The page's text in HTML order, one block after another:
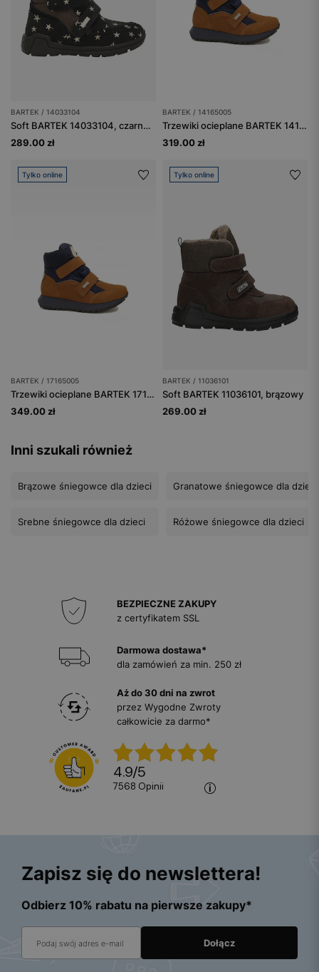
BARTEK / 14033104
Soft BARTEK 14033104, czarno-brązowy
289.00 zł
BARTEK / 14165005
Trzewiki ocieplane BARTEK 14165005, brązowo-granatowy
319.00 zł
Tylko online
BARTEK / 17165005
Trzewiki ocieplane BARTEK 17165005, brązowo-granatowy
349.00 zł
Tylko online
BARTEK / 11036101
Soft BARTEK 11036101, brązowy
269.00 zł
Inni szukali również
Brązowe śniegowce dla dzieci
Srebne śniegowce dla dzieci
Granatowe śniegowce dla dzieci
Różowe śniegowce dla dzieci
BEZPIECZNE ZAKUPY
z certyfikatem SSL
Darmowa dostawa*
dla zamówień za min. 250 zł
Aż do 30 dni na zwrot
przez Wygodne Zwroty
całkowicie za darmo*
4.9/5
7568 opinii
Zapisz się do newslettera!
Odbierz 10% rabatu na pierwsze zakupy*